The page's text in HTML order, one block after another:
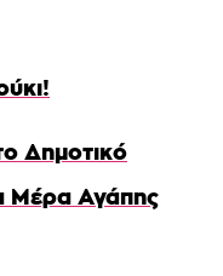
Δημοτικό
Μέρα Αγάπης